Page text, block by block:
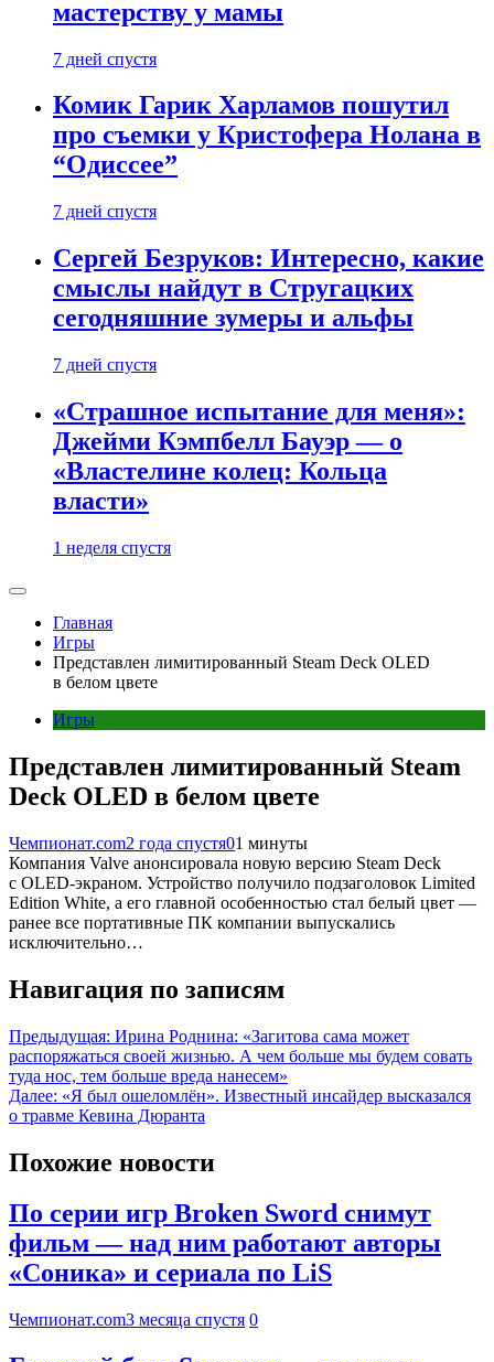
мастерству у мамы
7 дней спустя
Комик Гарик Харламов пошутил
про съемки у Кристофера Нолана в
“Одиссее”
7 дней спустя
Сергей Безруков: Интересно, какие
смыслы найдут в Стругацких
сегодняшние зумеры и альфы
7 дней спустя
«Страшное испытание для меня»:
Джейми Кэмпбелл Бауэр — о
«Властелине колец: Кольца
власти»
1 неделя спустя
Главная
Игры
Представлен лимитированный Steam Deck OLED
в белом цвете
Игры
Представлен лимитированный Steam
Deck OLED в белом цвете
Чемпионат.com2 года спустя01 минуты
Компания Valve анонсировала новую версию Steam Deck
с OLED-экраном. Устройство получило подзаголовок Limited
Edition White, а его главной особенностью стал белый цвет —
ранее все портативные ПК компании выпускались
исключительно…
Навигация по записям
Предыдущая: Ирина Роднина: «Загитова сама может
распоряжаться своей жизнью. А чем больше мы будем совать
туда нос, тем больше вреда нанесем»
Далее: «Я был ошеломлён». Известный инсайдер высказался
о травме Кевина Дюранта
Похожие новости
По серии игр Broken Sword снимут
фильм — над ним работают авторы
«Соника» и сериала по LiS
Чемпионат.com3 месяца спустя 0